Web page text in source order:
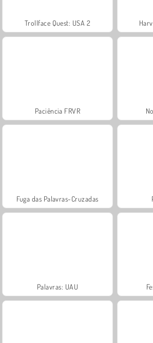
Trollface Quest: USA 2
Paciência FRVR
Fuga das Palavras-Cruzadas
Palavras: UAU